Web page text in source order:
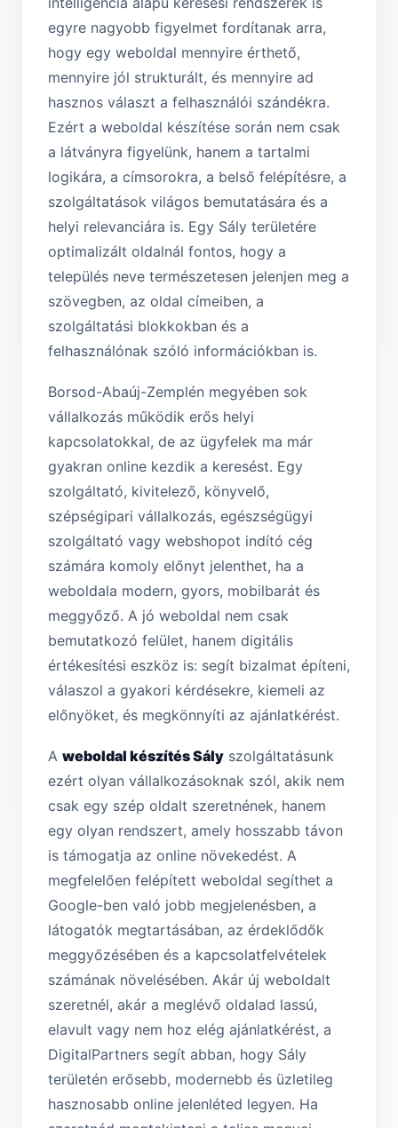
egyre nagyobb figyelmet fordítanak arra,
hogy egy weboldal mennyire érthető,
mennyire jól strukturált, és mennyire ad
hasznos választ a felhasználói szándékra.
Ezért a weboldal készítése során nem csak
a látványra figyelünk, hanem a tartalmi
logikára, a címsorokra, a belső felépítésre, a
szolgáltatások világos bemutatására és a
helyi relevanciára is. Egy Sály területére
optimalizált oldalnál fontos, hogy a
település neve természetesen jelenjen meg a
szövegben, az oldal címeiben, a
szolgáltatási blokkokban és a
felhasználónak szóló információkban is.
Borsod-Abaúj-Zemplén megyében sok
vállalkozás működik erős helyi
kapcsolatokkal, de az ügyfelek ma már
gyakran online kezdik a keresést. Egy
szolgáltató, kivitelező, könyvelő,
szépségipari vállalkozás, egészségügyi
szolgáltató vagy webshopot indító cég
számára komoly előnyt jelenthet, ha a
weboldala modern, gyors, mobilbarát és
meggyőző. A jó weboldal nem csak
bemutatkozó felület, hanem digitális
értékesítési eszköz is: segít bizalmat építeni,
válaszol a gyakori kérdésekre, kiemeli az
előnyöket, és megkönnyíti az ajánlatkérést.
A weboldal készítés Sály szolgáltatásunk
ezért olyan vállalkozásoknak szól, akik nem
csak egy szép oldalt szeretnének, hanem
egy olyan rendszert, amely hosszabb távon
is támogatja az online növekedést. A
megfelelően felépített weboldal segíthet a
Google-ben való jobb megjelenésben, a
látogatók megtartásában, az érdeklődők
meggyőzésében és a kapcsolatfelvételek
számának növelésében. Akár új weboldalt
szeretnél, akár a meglévő oldalad lassú,
elavult vagy nem hoz elég ajánlatkérést, a
DigitalPartners segít abban, hogy Sály
területén erősebb, modernebb és üzletileg
hasznosabb online jelenléted legyen. Ha